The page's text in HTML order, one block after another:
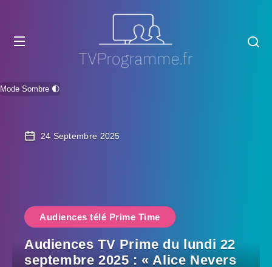
Mode Sombre 🌓
24 Septembre 2025
Audiences télé Prime Time
Audiences TV Prime du lundi 22
septembre 2025 : « Alice Nevers